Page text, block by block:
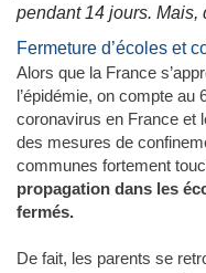
pendant 14 jours. Mais,
Fermeture d’écoles et
Alors que la France
l’épidémie, on compte
coronavirus en France et
des mesures de
communes fortement
propagation dans les
fermés.
De fait, les parents se